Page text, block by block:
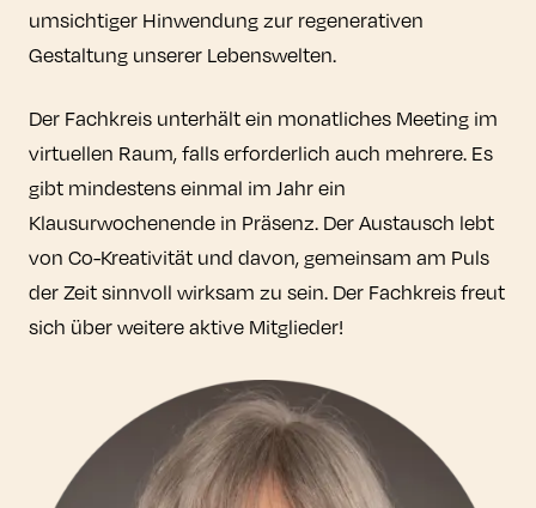
umsichtiger Hinwendung zur regenerativen
Gestaltung unserer Lebenswelten.
Der Fachkreis unterhält ein monatliches Meeting im
virtuellen Raum, falls erforderlich auch mehrere. Es
gibt mindestens einmal im Jahr ein
Klausurwochenende in Präsenz. Der Austausch lebt
von Co-Kreativität und davon, gemeinsam am Puls
der Zeit sinnvoll wirksam zu sein. Der Fachkreis freut
sich über weitere aktive Mitglieder!